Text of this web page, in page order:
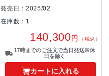
発売日：2025/02
在庫数：1
140,300円 （税込）
17時までのご注文で当日発送※休
日を除く
カートに入れる